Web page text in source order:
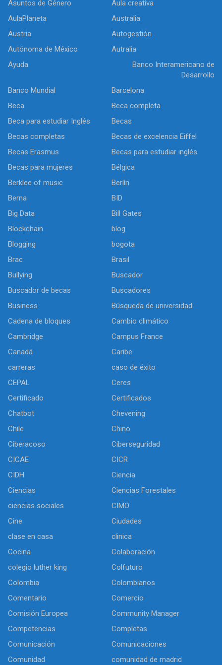
Asuntos de Género
Aula creativa
AulaPlaneta
Australia
Austria
Autogestión
Autónoma de México
Autralia
Ayuda
Banco Interamericano de
Desarrollo
Banco Mundial
Barcelona
Beca
Beca completa
Beca para estudiar Inglés
Becas
Becas completas
Becas de excelencia Eiffel
Becas Erasmus
Becas para estudiar inglés
Becas para mujeres
Bélgica
Berklee of music
Berlín
Berna
BID
Big Data
Bill Gates
Blockchain
blog
Blogging
bogota
Brac
Brasil
Bullying
Buscador
Buscador de becas
Buscadores
Business
Búsqueda de universidad
Cadena de bloques
Cambio climático
Cambridge
Campus France
Canadá
Caribe
carreras
caso de éxito
CEPAL
Ceres
Certificado
Certificados
Chatbot
Chevening
Chile
Chino
Ciberacoso
Ciberseguridad
CICAE
CICR
CIDH
Ciencia
Ciencias
Ciencias Forestales
ciencias sociales
CIMO
Cine
Ciudades
clase en casa
clinica
Cocina
Colaboración
colegio luther king
Colfuturo
Colombia
Colombianos
Comentario
Comercio
Comisión Europea
Community Manager
Competencias
Completas
Comunicación
Comunicaciones
Comunidad
comunidad de madrid